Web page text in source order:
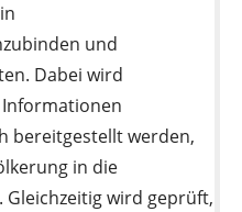
und
Dabei wird
bereitgestellt werden,
in die
Gleichzeitig wird geprüft,